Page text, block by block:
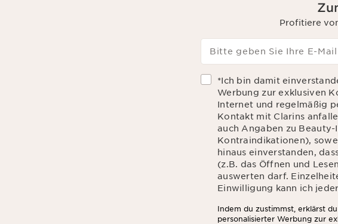
Profitiere
Bitte geben Sie Ihre E-
*Ich bin damit
Werbung zur exklusiven
Internet und regelmäßig
Kontakt mit Clarins
auch Angaben zu
Kontraindikationen),
hinaus einverstanden,
(z.B. das Öffnen und
auswerten darf.
Einwilligung kann ich
Indem du zustimmst, erklärst
personalisierter Werbung zur